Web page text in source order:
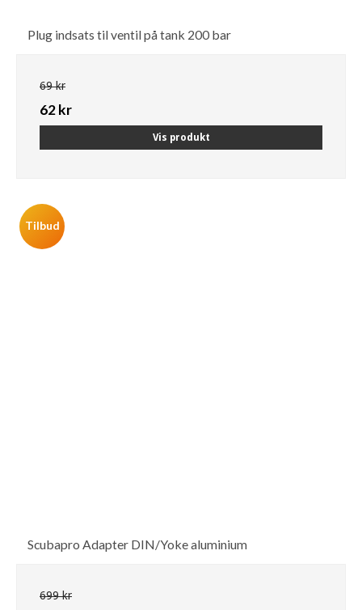
Plug indsats til ventil på tank 200 bar
69 kr
62 kr
Vis produkt
Tilbud
Scubapro Adapter DIN/Yoke aluminium
699 kr